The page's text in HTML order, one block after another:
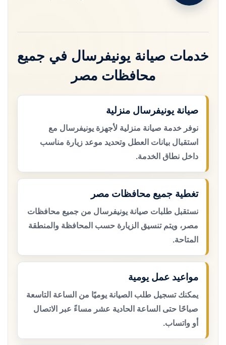
خدمات صيانة يونيفرسال في جميع
محافظات مصر
صيانة يونيفرسال منزلية
نوفر خدمة صيانة منزلية لأجهزة يونيفرسال مع
استقبال بيانات العطل وتحديد موعد زيارة مناسب
داخل نطاق الخدمة.
تغطية جميع محافظات مصر
نستقبل طلبات صيانة يونيفرسال من جميع محافظات
مصر، ويتم تنسيق الزيارة حسب المحافظة والمنطقة
المتاحة.
مواعيد عمل يومية
يمكنك تسجيل طلب الصيانة يوميًا من الساعة التاسعة
صباحًا حتى الساعة الحادية عشر مساءً عبر الاتصال
أو واتساب.